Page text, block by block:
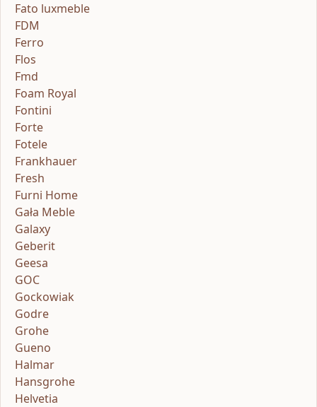
Fato luxmeble
FDM
Ferro
Flos
Fmd
Foam Royal
Fontini
Forte
Fotele
Frankhauer
Fresh
Furni Home
Gała Meble
Galaxy
Geberit
Geesa
GOC
Gockowiak
Godre
Grohe
Gueno
Halmar
Hansgrohe
Helvetia